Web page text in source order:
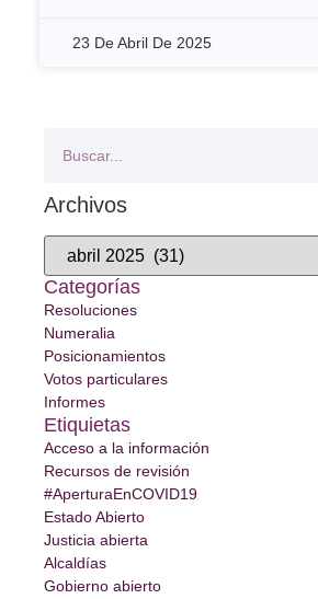
23 De Abril De 2025
Archivos
Categorías
Resoluciones
Numeralia
Posicionamientos
Votos particulares
Informes
Etiquietas
Acceso a la información
Recursos de revisión
#AperturaEnCOVID19
Estado Abierto
Justicia abierta
Alcaldías
Gobierno abierto